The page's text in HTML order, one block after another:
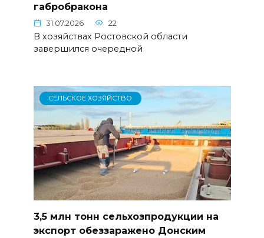
габробракона
31.07.2026 22
В хозяйствах Ростовской области
завершился очередной
СЕЛЬСКОЕ ХОЗЯЙСТВО
3,5 млн тонн сельхозпродукции на
экспорт обеззаражено Донским